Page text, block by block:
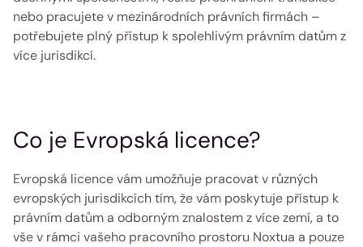
Přihlásit se
nebo pracujete v mezinárodních právních firmách –
potřebujete plný přístup k spolehlivým právním datům z
více jurisdikcí.
Co je Evropská licence?
Evropská licence vám umožňuje pracovat v různých
evropských jurisdikcích tím, že vám poskytuje přístup k
právním datům a odborným znalostem z více zemí, a to
vše v rámci vašeho pracovního prostoru Noxtua a pouze